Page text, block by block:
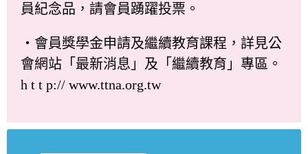
員紀念品，請會員踴躍投票。
‧會員獎學金申請及繼續教育課程，詳見公
會網站「最新消息」及「繼續教育」專區。
h t t p:// www.ttna.org.tw